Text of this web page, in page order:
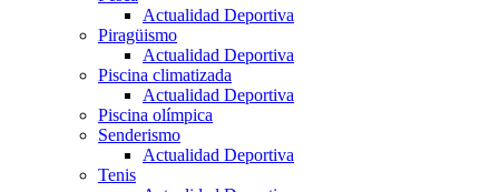
Actualidad Deportiva
Piragüismo
Actualidad Deportiva
Piscina climatizada
Actualidad Deportiva
Piscina olímpica
Senderismo
Actualidad Deportiva
Tenis